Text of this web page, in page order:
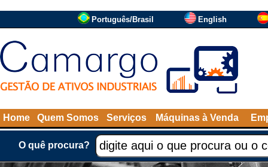
Português/Brasil English
Home Quem Somos Serviços Máquinas à Venda
O quê procura?